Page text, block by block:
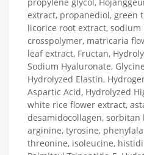
extract, propanediol, green
licorice root extract,
crosspolymer, matricaria
leaf extract, Fructan,
Sodium Hyaluronate,
Hydrolyzed Elastin,
Aspartic Acid, Hydrolyzed
white rice flower extract,
desamidocollagen, sorbitan
arginine, tyrosine,
threonine, isoleucine,